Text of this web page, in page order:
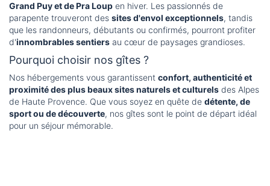
Grand Puy et de Pra Loup en hiver. Les passionnés de
parapente trouveront des sites d'envol exceptionnels, tandis
que les randonneurs, débutants ou confirmés, pourront profiter
d'innombrables sentiers au cœur de paysages grandioses.
Pourquoi choisir nos gîtes ?
Nos hébergements vous garantissent confort, authenticité et
proximité des plus beaux sites naturels et culturels des Alpes
de Haute Provence. Que vous soyez en quête de détente, de
sport ou de découverte, nos gîtes sont le point de départ idéal
pour un séjour mémorable.